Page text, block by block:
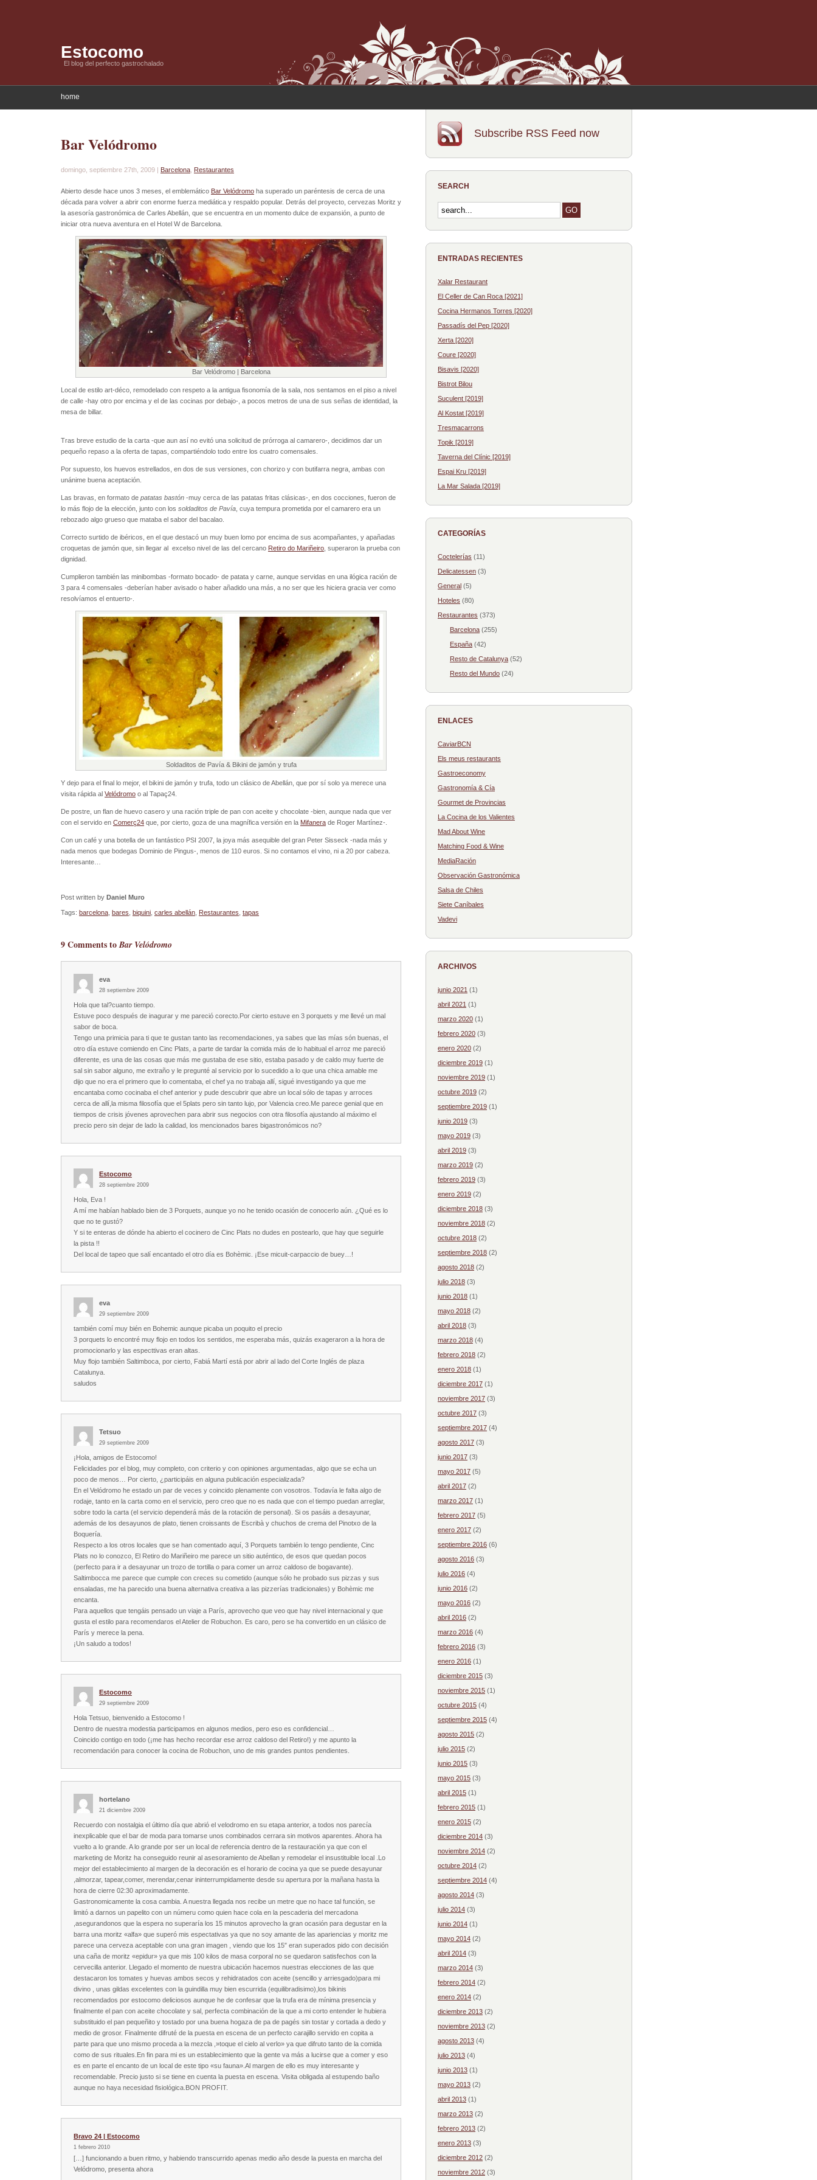
Estocomo
El blog del perfecto gastrochalado
home
Bar Velódromo
domingo, septiembre 27th, 2009 | Barcelona Restaurantes
Abierto desde hace unos 3 meses, el emblemático Bar Velódromo ha superado un paréntesis de cerca de una
década para volver a abrir con enorme fuerza mediática y respaldo popular. Detrás del proyecto, cervezas Moritz y
la asesoría gastronómica de Carles Abellán, que se encuentra en un momento dulce de expansión, a punto de
iniciar otra nueva aventura en el Hotel W de Barcelona.
Bar Velódromo | Barcelona
Local de estilo art-déco, remodelado con respeto a la antigua fisonomía de la sala, nos sentamos en el piso a nivel
de calle -hay otro por encima y el de las cocinas por debajo-, a pocos metros de una de sus señas de identidad, la
mesa de billar.
Tras breve estudio de la carta -que aun así no evitó una solicitud de prórroga al camarero-, decidimos dar un
pequeño repaso a la oferta de tapas, compartiéndolo todo entre los cuatro comensales.
Por supuesto, los huevos estrellados, en dos de sus versiones, con chorizo y con butifarra negra, ambas con
unánime buena aceptación.
Las bravas, en formato de patatas bastón -muy cerca de las patatas fritas clásicas-, en dos cocciones, fueron de
lo más flojo de la elección, junto con los soldaditos de Pavía , cuya tempura prometida por el camarero era un
rebozado algo grueso que mataba el sabor del bacalao.
Correcto surtido de ibéricos, en el que destacó un muy buen lomo por encima de sus acompañantes, y apañadas
croquetas de jamón que, sin llegar al excelso nivel de las del cercano Retiro do Mariñeiro , superaron la prueba con
dignidad.
Cumplieron también las minibombas -formato bocado- de patata y carne, aunque servidas en una ilógica ración de
3 para 4 comensales -deberían haber avisado o haber añadido una más, a no ser que les hiciera gracia ver como
resolvíamos el entuerto-.
Soldaditos de Pavía & Bikini de jamón y trufa
Y dejo para el final lo mejor, el bikini de jamón y trufa, todo un clásico de Abellán, que por sí solo ya merece una
visita rápida al Velódromo o al Tapaç24.
De postre, un flan de huevo casero y una ración triple de pan con aceite y chocolate -bien, aunque nada que ver
con el servido en Comerç24 que, por cierto, goza de una magnífica versión en la Mifanera de Roger Martínez-.
Con un café y una botella de un fantástico PSI 2007, la joya más asequible del gran Peter Sisseck -nada más y
nada menos que bodegas Dominio de Pingus-, menos de 110 euros. Si no contamos el vino, ni a 20 por cabeza.
Interesante…
Post written by Daniel Muro
Tags: barcelona bares biquini carles abellán Restaurantes tapas
9 Comments toBar Velódromo
eva
28 septiembre 2009
Hola que tal?cuanto tiempo.
Estuve poco después de inagurar y me pareció corecto.Por cierto estuve en 3 porquets y me llevé un mal
sabor de boca.
Tengo una primicia para ti que te gustan tanto las recomendaciones, ya sabes que las mías són buenas, el
otro día estuve comiendo en Cinc Plats, a parte de tardar la comida más de lo habitual el arroz me pareció
diferente, es una de las cosas que más me gustaba de ese sitio, estaba pasado y de caldo muy fuerte de
sal sin sabor alguno, me extraño y le pregunté al servicio por lo sucedido a lo que una chica amable me
dijo que no era el primero que lo comentaba, el chef ya no trabaja allí, sigué investigando ya que me
encantaba como cocinaba el chef anterior y pude descubrir que abre un local sólo de tapas y arroces
cerca de allí,la misma filosofía que el 5plats pero sin tanto lujo, por Valencia creo.Me parece genial que en
tiempos de crisis jóvenes aprovechen para abrir sus negocios con otra filosofía ajustando al máximo el
precio pero sin dejar de lado la calidad, los mencionados bares bigastronómicos no?
Estocomo
28 septiembre 2009
Hola, Eva !
A mí me habían hablado bien de 3 Porquets, aunque yo no he tenido ocasión de conocerlo aún. ¿Qué es lo
que no te gustó?
Y si te enteras de dónde ha abierto el cocinero de Cinc Plats no dudes en postearlo, que hay que seguirle
la pista !!
Del local de tapeo que salí encantado el otro día es Bohèmic. ¡Ese micuit-carpaccio de buey…!
eva
29 septiembre 2009
también comí muy bién en Bohemic aunque picaba un poquito el precio
3 porquets lo encontré muy flojo en todos los sentidos, me esperaba más, quizás exageraron a la hora de
promocionarlo y las especttivas eran altas.
Muy flojo también Saltimboca, por cierto, Fabiá Martí está por abrir al lado del Corte Inglés de plaza
Catalunya.
saludos
Tetsuo
29 septiembre 2009
¡Hola, amigos de Estocomo!
Felicidades por el blog, muy completo, con criterio y con opiniones argumentadas, algo que se echa un
poco de menos… Por cierto, ¿participáis en alguna publicación especializada?
En el Velódromo he estado un par de veces y coincido plenamente con vosotros. Todavía le falta algo de
rodaje, tanto en la carta como en el servicio, pero creo que no es nada que con el tiempo puedan arreglar,
sobre todo la carta (el servicio dependerá más de la rotación de personal). Si os pasáis a desayunar,
además de los desayunos de plato, tienen croissants de Escribà y chuchos de crema del Pinotxo de la
Boquería.
Respecto a los otros locales que se han comentado aquí, 3 Porquets también lo tengo pendiente, Cinc
Plats no lo conozco, El Retiro do Mariñeiro me parece un sitio auténtico, de esos que quedan pocos
(perfecto para ir a desayunar un trozo de tortilla o para comer un arroz caldoso de bogavante).
Saltimbocca me parece que cumple con creces su cometido (aunque sólo he probado sus pizzas y sus
ensaladas, me ha parecido una buena alternativa creativa a las pizzerías tradicionales) y Bohèmic me
encanta.
Para aquellos que tengáis pensado un viaje a París, aprovecho que veo que hay nivel internacional y que
gusta el estilo para recomendaros el Atelier de Robuchon. Es caro, pero se ha convertido en un clásico de
París y merece la pena.
¡Un saludo a todos!
Estocomo
29 septiembre 2009
Hola Tetsuo, bienvenido a Estocomo !
Dentro de nuestra modestia participamos en algunos medios, pero eso es confidencial…
Coincido contigo en todo (¡me has hecho recordar ese arroz caldoso del Retiro!) y me apunto la
recomendación para conocer la cocina de Robuchon, uno de mis grandes puntos pendientes.
hortelano
21 diciembre 2009
Recuerdo con nostalgia el último día que abrió el velodromo en su etapa anterior, a todos nos parecía
inexplicable que el bar de moda para tomarse unos combinados cerrara sin motivos aparentes. Ahora ha
vuelto a lo grande. A lo grande por ser un local de referencia dentro de la restauración ya que con el
marketing de Moritz ha conseguido reunir al asesoramiento de Abellan y remodelar el insustituible local .Lo
mejor del establecimiento al margen de la decoración es el horario de cocina ya que se puede desayunar
,almorzar, tapear,comer, merendar,cenar ininterrumpidamente desde su apertura por la mañana hasta la
hora de cierre 02:30 aproximadamente.
Gastronomicamente la cosa cambia. A nuestra llegada nos recibe un metre que no hace tal función, se
limitó a darnos un papelito con un númeru como quien hace cola en la pescaderia del mercadona
,asegurandonos que la espera no superaría los 15 minutos aprovecho la gran ocasión para degustar en la
barra una moritz «alfa» que superó mis espectativas ya que no soy amante de las apariencias y moritz me
parece una cerveza aceptable con una gran imagen , viendo que los 15″ eran superados pido con decisión
una caña de moritz «epidur» ya que mis 100 kilos de masa corporal no se quedaron satisfechos con la
cervecilla anterior. Llegado el momento de nuestra ubicación hacemos nuestras elecciones de las que
destacaron los tomates y huevas ambos secos y rehidratados con aceite (sencillo y arriesgado)para mi
divino , unas gildas excelentes con la guindilla muy bien escurrida (equilibradisimo),los bikinis
recomendados por estocomo deliciosos aunque he de confesar que la trufa era de mínima presencia y
finalmente el pan con aceite chocolate y sal, perfecta combinación de la que a mi corto entender le hubiera
substituido el pan pequeñito y tostado por una buena hogaza de pa de pagés sin tostar y cortada a dedo y
medio de grosor. Finalmente difruté de la puesta en escena de un perfecto carajillo servido en copita a
parte para que uno mismo proceda a la mezcla ,»toque el cielo al verlo» ya que difruto tanto de la comida
como de sus rituales.En fin para mi es un establecimiento que la gente va más a lucirse que a comer y eso
es en parte el encanto de un local de este tipo «su fauna».Al margen de ello es muy interesante y
recomendable. Precio justo si se tiene en cuenta la puesta en escena. Visita obligada al estupendo baño
aunque no haya necesidad fisiológica.BON PROFIT.
Bravo 24 | Estocomo
1 febrero 2010
[…] funcionando a buen ritmo, y habiendo transcurrido apenas medio año desde la puesta en marcha del
Velódromo, presenta ahora
Subscribe RSS Feed now
SEARCH
ENTRADAS RECIENTES
Xalar Restaurant
El Celler de Can Roca [2021]
Cocina Hermanos Torres [2020]
Passadís del Pep [2020]
Xerta [2020]
Coure [2020]
Bisavis [2020]
Bistrot Bilou
Suculent [2019]
Al Kostat [2019]
Tresmacarrons
Topik [2019]
Taverna del Clínic [2019]
Espai Kru [2019]
La Mar Salada [2019]
CATEGORÍAS
Coctelerías (11)
Delicatessen (3)
General (5)
Hoteles (80)
Restaurantes (373)
Barcelona (255)
España (42)
Resto de Catalunya (52)
Resto del Mundo (24)
ENLACES
CaviarBCN
Els meus restaurants
Gastroeconomy
Gastronomía & Cía
Gourmet de Provincias
La Cocina de los Valientes
Mad About Wine
Matching Food & Wine
MediaRación
Observación Gastronómica
Salsa de Chiles
Siete Caníbales
Vadevi
ARCHIVOS
junio 2021 (1)
abril 2021 (1)
marzo 2020 (1)
febrero 2020 (3)
enero 2020 (2)
diciembre 2019 (1)
noviembre 2019 (1)
octubre 2019 (2)
septiembre 2019 (1)
junio 2019 (3)
mayo 2019 (3)
abril 2019 (3)
marzo 2019 (2)
febrero 2019 (3)
enero 2019 (2)
diciembre 2018 (3)
noviembre 2018 (2)
octubre 2018 (2)
septiembre 2018 (2)
agosto 2018 (2)
julio 2018 (3)
junio 2018 (1)
mayo 2018 (2)
abril 2018 (3)
marzo 2018 (4)
febrero 2018 (2)
enero 2018 (1)
diciembre 2017 (1)
noviembre 2017 (3)
octubre 2017 (3)
septiembre 2017 (4)
agosto 2017 (3)
junio 2017 (3)
mayo 2017 (5)
abril 2017 (2)
marzo 2017 (1)
febrero 2017 (5)
enero 2017 (2)
septiembre 2016 (6)
agosto 2016 (3)
julio 2016 (4)
junio 2016 (2)
mayo 2016 (2)
abril 2016 (2)
marzo 2016 (4)
febrero 2016 (3)
enero 2016 (1)
diciembre 2015 (3)
noviembre 2015 (1)
octubre 2015 (4)
septiembre 2015 (4)
agosto 2015 (2)
julio 2015 (2)
junio 2015 (3)
mayo 2015 (3)
abril 2015 (1)
febrero 2015 (1)
enero 2015 (2)
diciembre 2014 (3)
noviembre 2014 (2)
octubre 2014 (2)
septiembre 2014 (4)
agosto 2014 (3)
julio 2014 (3)
junio 2014 (1)
mayo 2014 (2)
abril 2014 (3)
marzo 2014 (3)
febrero 2014 (2)
enero 2014 (2)
diciembre 2013 (2)
noviembre 2013 (2)
agosto 2013 (4)
julio 2013 (4)
junio 2013 (1)
mayo 2013 (2)
abril 2013 (1)
marzo 2013 (2)
febrero 2013 (2)
enero 2013 (3)
diciembre 2012 (2)
noviembre 2012 (3)